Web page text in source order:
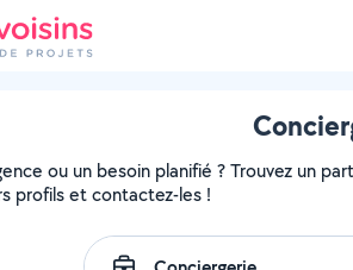
ou un besoin planifié ? Trouvez un
profils et contactez-les !